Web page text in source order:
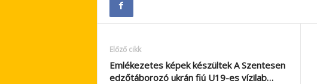
Előző cikk
Emlékezetes képek készültek A Szentesen
edzőtáborozó ukrán fiú U19-es vízilab…